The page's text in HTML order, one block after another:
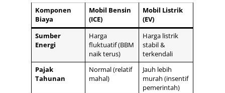
Komponen
Biaya
Mobil Bensin
(ICE)
Mobil Listrik
(EV)
Sumber
Energi
Harga
fluktuatif (BBM
naik terus)
Harga listrik
stabil &
terkendali
Pajak
Tahunan
Normal (relatif
mahal)
Jauh lebih
murah (insentif
pemerintah)